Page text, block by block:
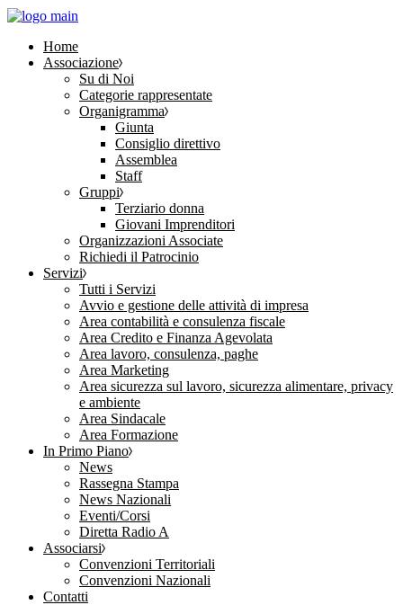
Home
Associazione
Su di Noi
Categorie rappresentate
Organigramma
Giunta
Consiglio direttivo
Assemblea
Staff
Gruppi
Terziario donna
Giovani Imprenditori
Organizzazioni Associate
Richiedi il Patrocinio
Servizi
Tutti i Servizi
Avvio e gestione delle attività di impresa
Area contabilità e consulenza fiscale
Area Credito e Finanza Agevolata
Area lavoro, consulenza, paghe
Area Marketing
Area sicurezza sul lavoro, sicurezza alimentare, privacy
e ambiente
Area Sindacale
Area Formazione
In Primo Piano
News
Rassegna Stampa
News Nazionali
Eventi/Corsi
Diretta Radio A
Associarsi
Convenzioni Territoriali
Convenzioni Nazionali
Contatti